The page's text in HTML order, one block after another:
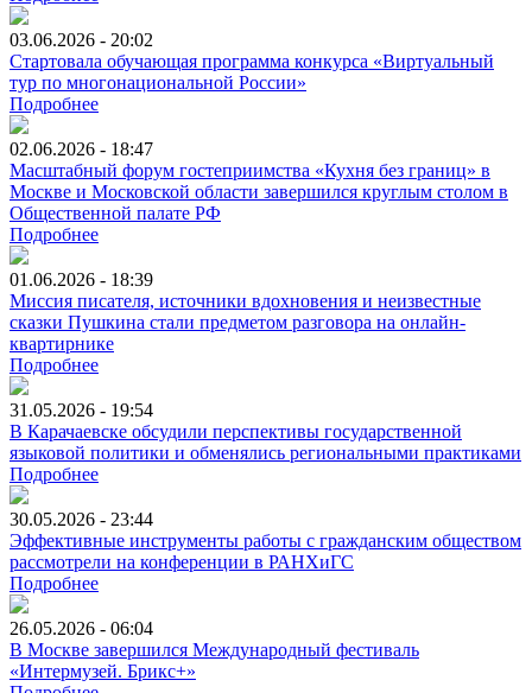
03.06.2026 - 20:02
Стартовала обучающая программа конкурса «Виртуальный
тур по многонациональной России»
Подробнее
02.06.2026 - 18:47
Масштабный форум гостеприимства «Кухня без границ» в
Москве и Московской области завершился круглым столом в
Общественной палате РФ
Подробнее
01.06.2026 - 18:39
Миссия писателя, источники вдохновения и неизвестные
сказки Пушкина стали предметом разговора на онлайн-
квартирнике
Подробнее
31.05.2026 - 19:54
В Карачаевске обсудили перспективы государственной
языковой политики и обменялись региональными практиками
Подробнее
30.05.2026 - 23:44
Эффективные инструменты работы с гражданским обществом
рассмотрели на конференции в РАНХиГС
Подробнее
26.05.2026 - 06:04
В Москве завершился Международный фестиваль
«Интермузей. Брикс+»